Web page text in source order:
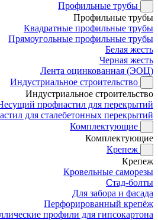
Профильные трубы
Профильные трубы
Квадратные профильные трубы
Прямоугольные профильные трубы
Белая жесть
Черная жесть
Лента оцинкованная (ЭОЦ)
Индустриальное строительство
Индустриальное строительство
профнастил для перекрытий
для сталебетонных перекрытий
Комплектующие
Комплектующие
Крепеж
Крепеж
Кровельные саморезы
Стад-болты
Для забора и фасада
Перфорированный крепёж
профили для гипсокартона